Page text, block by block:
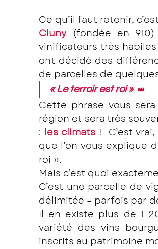
Ce qu’il faut retenir,
Cluny (fondée en 910)
vinificateurs très
ont décidé des
de parcelles de
« Le terroir est roi » 👑
Cette phrase vous
région et sera très
: les climats !  C’est
que l’on vous explique
roi ».
Mais c’est quoi
C’est une parcelle de
délimitée – parfois par
Il en existe plus de 1
variété des vins
inscrits au patrimoine